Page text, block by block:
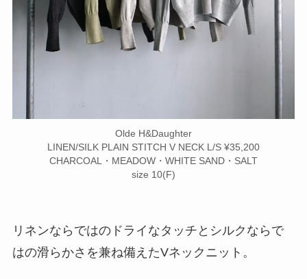
Olde H&Daughter
LINEN/SILK PLAIN STITCH V NECK L/S ¥35,200
CHARCOAL・MEADOW・WHITE SAND・SALT
size 10(F)
リネンならではのドライなタッチとシルクならで
はの滑らかさを兼ね備えたVネックニット。